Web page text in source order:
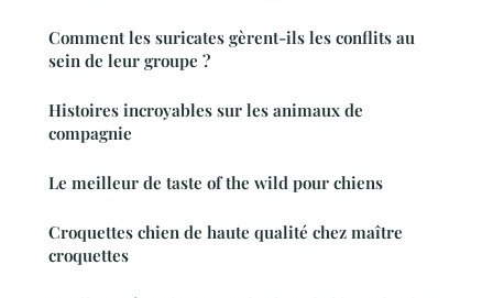
Comment les suricates gèrent-ils les conflits au
sein de leur groupe ?
Histoires incroyables sur les animaux de
compagnie
Le meilleur de taste of the wild pour chiens
Croquettes chien de haute qualité chez maître
croquettes